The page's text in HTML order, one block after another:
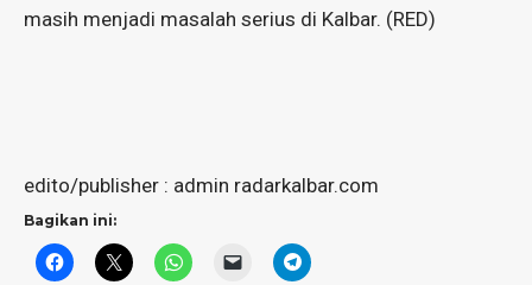
masih menjadi masalah serius di Kalbar. (RED)
edito/publisher : admin radarkalbar.com
Bagikan ini: